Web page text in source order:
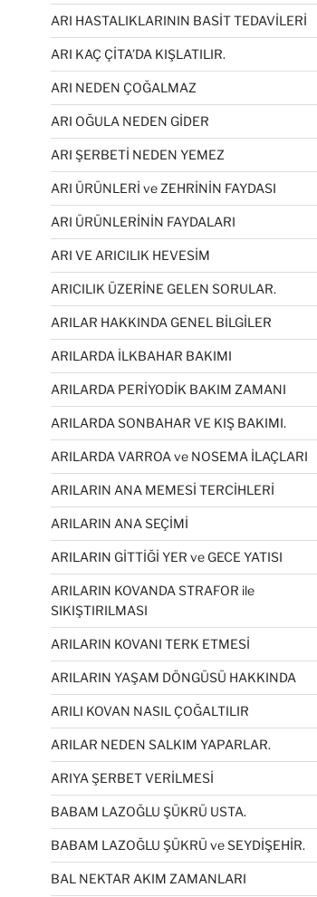
ARI HASTALIKLARININ BASİT TEDAVİLERİ
ARI KAÇ ÇİTA’DA KIŞLATILIR.
ARI NEDEN ÇOĞALMAZ
ARI OĞULA NEDEN GİDER
ARI ŞERBETİ NEDEN YEMEZ
ARI ÜRÜNLERİ ve ZEHRİNİN FAYDASI
ARI ÜRÜNLERİNİN FAYDALARI
ARI VE ARICILIK HEVESİM
ARICILIK ÜZERİNE GELEN SORULAR.
ARILAR HAKKINDA GENEL BİLGİLER
ARILARDA İLKBAHAR BAKIMI
ARILARDA PERİYODİK BAKIM ZAMANI
ARILARDA SONBAHAR VE KIŞ BAKIMI.
ARILARDA VARROA ve NOSEMA İLAÇLARI
ARILARIN ANA MEMESİ TERCİHLERİ
ARILARIN ANA SEÇİMİ
ARILARIN GİTTİĞİ YER ve GECE YATISI
ARILARIN KOVANDA STRAFOR ile
SIKIŞTIRILMASI
ARILARIN KOVANI TERK ETMESİ
ARILARIN YAŞAM DÖNGÜSÜ HAKKINDA
ARILI KOVAN NASIL ÇOĞALTILIR
ARILAR NEDEN SALKIM YAPARLAR.
ARIYA ŞERBET VERİLMESİ
BABAM LAZOĞLU ŞÜKRÜ USTA.
BABAM LAZOĞLU ŞÜKRÜ ve SEYDİŞEHİR.
BAL NEKTAR AKIM ZAMANLARI